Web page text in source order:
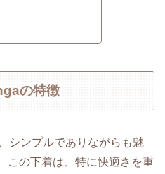
の特徴
シンプルでありながらも魅
この下着は、特に快適さを重